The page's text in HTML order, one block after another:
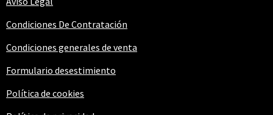
Condiciones De Contratación
Condiciones generales de venta
Formulario desestimiento
Política de cookies